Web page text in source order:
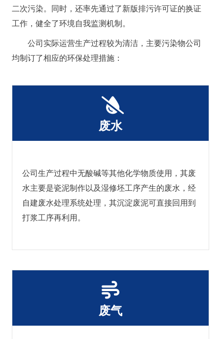
二次污染。同时，还率先通过了新版排污许可证的换证
工作，健全了环境自我监测机制。
公司实际运营生产过程较为清洁，主要污染物公司
均制订了相应的环保处理措施：
废水
公司生产过程中无酸碱等其他化学物质使用，其废
水主要是瓷泥制作以及湿修坯工序产生的废水，经
自建废水处理系统处理，其沉淀废泥可直接回用到
打浆工序再利用。
废气